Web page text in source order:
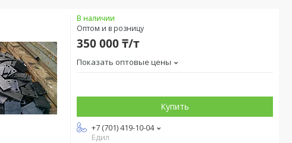
В наличии
Оптом и в розницу
350 000 ₸/т
Показать оптовые цены
Купить
+7 (701) 419-10-04
Едил